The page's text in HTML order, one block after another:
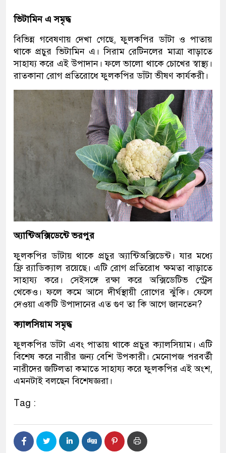
ভিটামিন এ সমৃদ্ধ
বিভিন্ন গবেষণায় দেখা গেছে, ফুলকপির ডাঁটা ও পাতায়
থাকে প্রচুর ভিটামিন এ। সিরাম রেটিনলের মাত্রা বাড়াতে
সাহায্য করে এই উপাদান। ফলে ভালো থাকে চোখের স্বাস্থ্য।
রাতকানা রোগ প্রতিরোধে ফুলকপির ডাঁটা ভীষণ কার্যকরী।
অ্যান্টিঅক্সিডেন্টে ভরপুর
ফুলকপির ডাঁটায় থাকে প্রচুর অ্যান্টিঅক্সিডেন্ট। যার মধ্যে
ফ্রি র‌্যাডিক্যাল রয়েছে। এটি রোগ প্রতিরোধ ক্ষমতা বাড়াতে
সাহায্য করে। সেইসঙ্গে রক্ষা করে অক্সিডেটিভ স্ট্রেস
থেকেও। ফলে কমে আসে দীর্ঘস্থায়ী রোগের ঝুঁকি। ফেলে
দেওয়া একটি উপাদানের এত গুণ তা কি আগে জানতেন?
ক্যালসিয়াম সমৃদ্ধ
ফুলকপির ডাঁটা এবং পাতায় থাকে প্রচুর ক্যালসিয়াম। এটি
বিশেষ করে নারীর জন্য বেশি উপকারী। মেনোপজ পরবর্তী
নারীদের জটিলতা কমাতে সাহায্য করে ফুলকপির এই অংশ,
এমনটাই বলছেন বিশেষজ্ঞরা।
Tag :